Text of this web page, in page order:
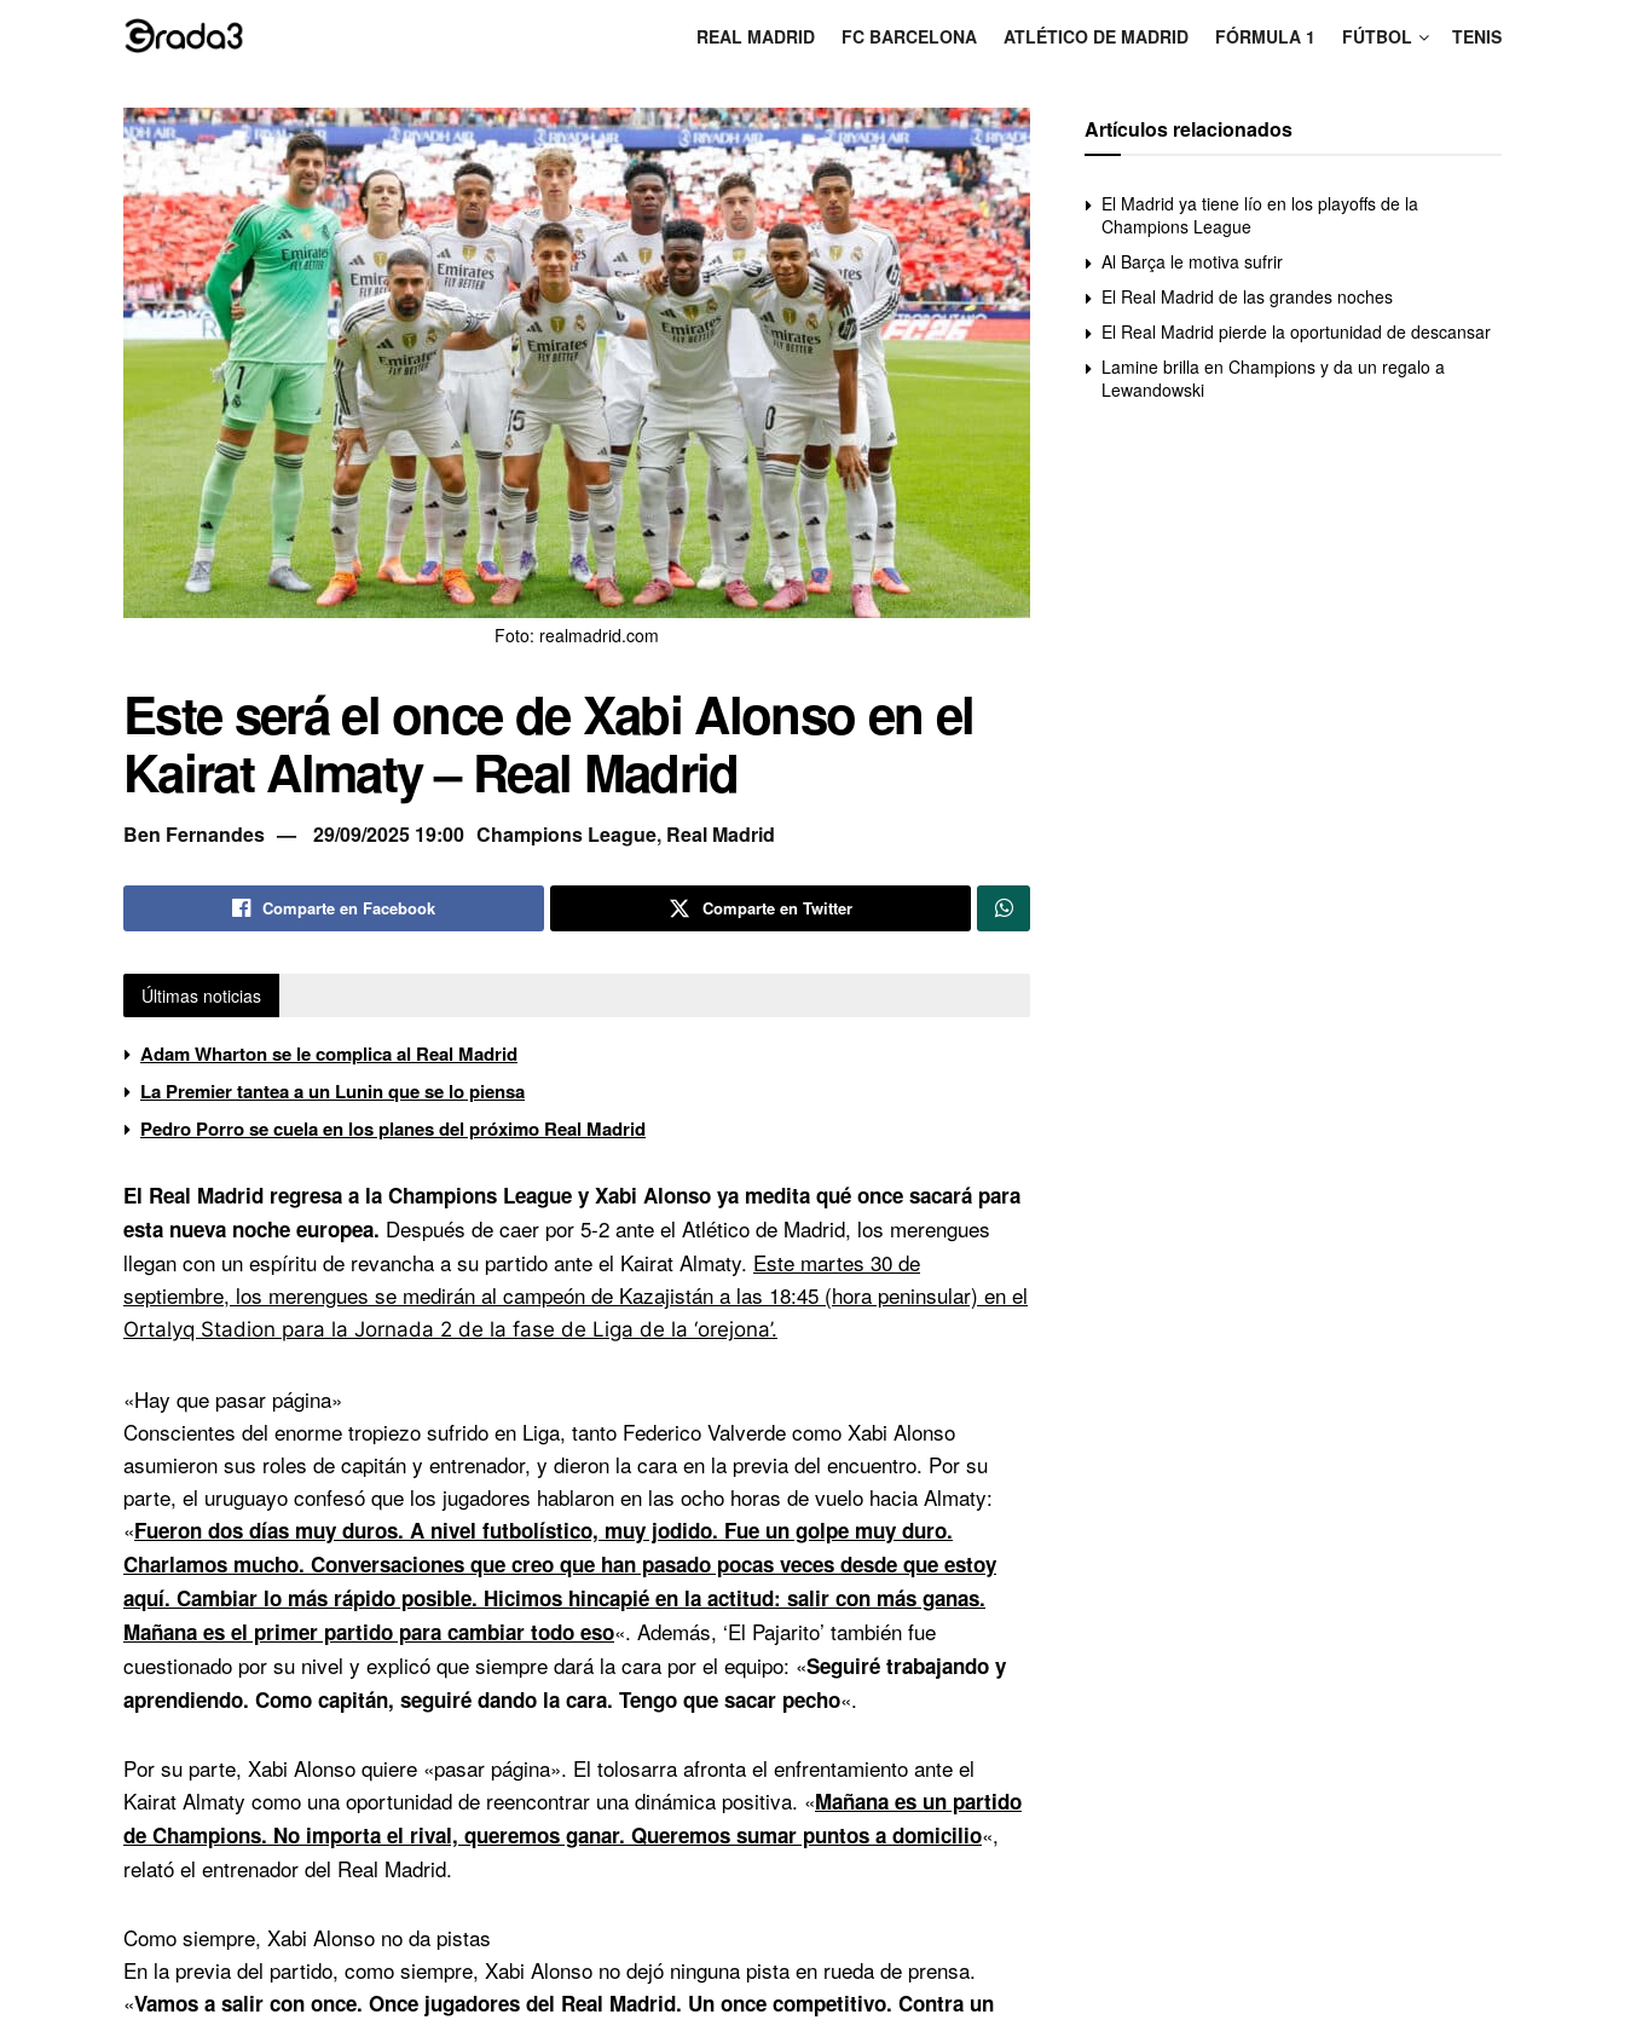
REAL MADRID FC BARCELONA ATLÉTICO DE MADRID FÓRMULA 1 FÚTBOL TENIS
Foto: realmadrid.com
Este será el once de Xabi Alonso en el
Kairat Almaty – Real Madrid
Ben Fernandes 29/09/2025 19:00 Champions League, Real Madrid
Comparte en Facebook Comparte en Twitter
Últimas noticias
Adam Wharton se le complica al Real Madrid
La Premier tantea a un Lunin que se lo piensa
Pedro Porro se cuela en los planes del próximo Real Madrid
El Real Madrid regresa a la Champions League y Xabi Alonso ya medita qué once sacará para
esta nueva noche europea. Después de caer por 5-2 ante el Atlético de Madrid, los merengues
llegan con un espíritu de revancha a su partido ante el Kairat Almaty. Este martes 30 de
septiembre, los merengues se medirán al campeón de Kazajistán a las 18:45 (hora peninsular) en el
Ortalyq Stadion para la Jornada 2 de la fase de Liga de la ‘orejona’.
«Hay que pasar página»
Conscientes del enorme tropiezo sufrido en Liga, tanto Federico Valverde como Xabi Alonso
asumieron sus roles de capitán y entrenador, y dieron la cara en la previa del encuentro. Por su
parte, el uruguayo confesó que los jugadores hablaron en las ocho horas de vuelo hacia Almaty:
«Fueron dos días muy duros. A nivel futbolístico, muy jodido. Fue un golpe muy duro.
Charlamos mucho. Conversaciones que creo que han pasado pocas veces desde que estoy
aquí. Cambiar lo más rápido posible. Hicimos hincapié en la actitud: salir con más ganas.
Mañana es el primer partido para cambiar todo eso«. Además, ‘El Pajarito’ también fue
cuestionado por su nivel y explicó que siempre dará la cara por el equipo: «Seguiré trabajando y
aprendiendo. Como capitán, seguiré dando la cara. Tengo que sacar pecho«.
Por su parte, Xabi Alonso quiere «pasar página». El tolosarra afronta el enfrentamiento ante el
Kairat Almaty como una oportunidad de reencontrar una dinámica positiva. «Mañana es un partido
de Champions. No importa el rival, queremos ganar. Queremos sumar puntos a domicilio«,
relató el entrenador del Real Madrid.
Como siempre, Xabi Alonso no da pistas
En la previa del partido, como siempre, Xabi Alonso no dejó ninguna pista en rueda de prensa.
«Vamos a salir con once. Once jugadores del Real Madrid. Un once competitivo. Contra un
Artículos relacionados
El Madrid ya tiene lío en los playoffs de la
Champions League
Al Barça le motiva sufrir
El Real Madrid de las grandes noches
El Real Madrid pierde la oportunidad de descansar
Lamine brilla en Champions y da un regalo a
Lewandowski